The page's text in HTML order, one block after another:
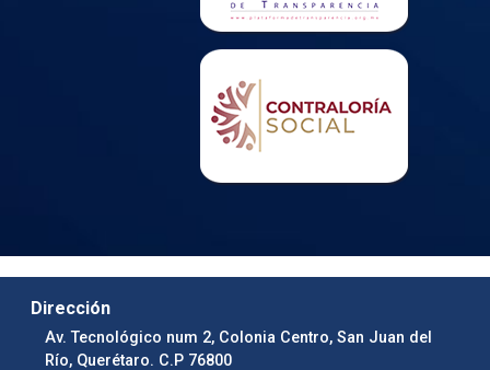
Dirección
Av. Tecnológico num 2, Colonia Centro, San Juan del
Río, Querétaro. C.P 76800